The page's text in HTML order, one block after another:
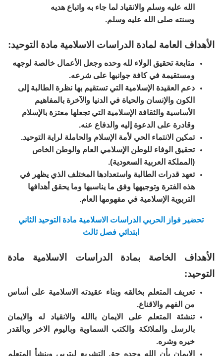
الله عليه وسلم والانقياد لما جاء به واتباع هديه
وسنته صلى الله عليه وسلم.
الأهداف العامة لمادة الدراسات الاسلامية مادة التوحيد:
متابعة تحقيق الولاء لله وحده وجعل الأعمال خالصة لوجهه
ومستقيمة في كافة جوانبها على شرعه.
دعم العقيدة الإسلامية التي تستقيم بها نظرة الطالبة إلى
الكون والإنسان والحياة في الدنيا والآخرة بالمفاهيم
الأساسية والثقافة الإسلامية التي تجعلها معتزة بالإسلام
وقادرة على الدعوة إليه والدفاع عنه.
تمكين الانتماء الحي لأمة الإسلام والحاملة لراية التوحيد.
تحقيق الوفاء للوطن الإسلامي العام والوطن الخاص
(المملكة العربية السعودية).
تعهد قدرات الطالبة واستعدادها المختلف الذي يظهر في
هذه الفترة وتوجيهها وفق ما يناسبها وما يحقق أهدافها
التربوية الإسلامية في مفهومها العام.
تحضير فواز الحربي الدراسات الاسلامية مادة التوحيد الثاني
ابتدائي فصل ثالث
الأهداف الخاصة بمادة الدراسات الاسلامية مادة
التوحيد:
تعريف المتعلم بخالقه وبناء عقيدته الاسلامية على أساس
من الفهم والاقناع.
تنشئة المتعلم على الايمان باالله والانقياد له والايمان
بالرسل والملائكة والكتب السماوية وباليوم الاخر وبالقدر
خيره وشره.
الايمان بأن الله وحده حق التشريع ليتربى وينشأ المتعلم